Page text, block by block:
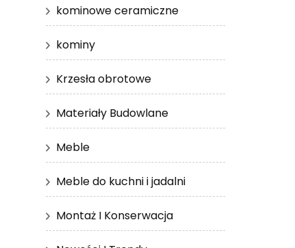
kominowe ceramiczne
kominy
Krzesła obrotowe
Materiały Budowlane
Meble
Meble do kuchni i jadalni
Montaż I Konserwacja